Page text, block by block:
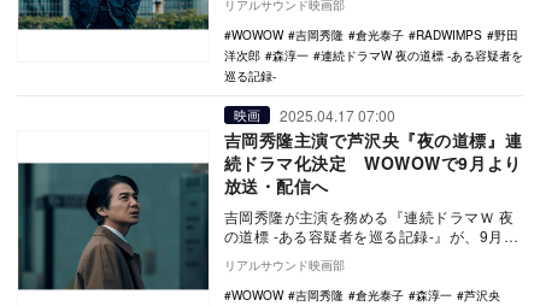
RADW…
リアルサウンド映画部
WOWOW
吉岡秀隆 倉光泰子 RADWIMPS
野田
洋次郎
森淳一
連続ドラマW 夜の道標 -ある容疑者を
巡る記録-
映画 2025.04.17 07:00
吉岡秀隆主演で芦沢央『夜の道標』連
続ドラマ化決定 WOWOWで9月より
放送・配信へ
吉岡秀隆が主演を務める『連続ドラマＷ 夜
の道標 -ある容疑者を巡る記録-』が、9月よ
りWOWOWで放送・配信されることが決定
した…
リアルサウンド映画部
WOWOW
吉岡秀隆 倉光泰子 森淳一
芦沢央